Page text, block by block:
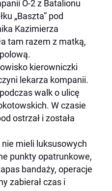
O-2 z Batalionu
„Baszta” pod
Kazimierza
tam razem z matką,
kierowniczki
lekarza kompanii.
walk o ulicę
W czasie
ostrzał i została
mieli luksusowych
punkty opatrunkowe,
bandaży, operacje
zabierał czas i